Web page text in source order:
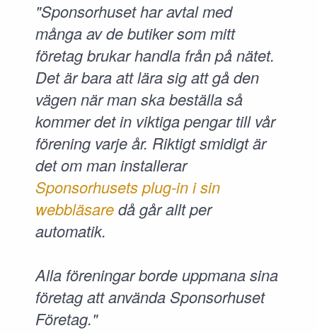
"Sponsorhuset har avtal med
många av de butiker som mitt
företag brukar handla från på nätet.
Det är bara att lära sig att gå den
vägen när man ska beställa så
kommer det in viktiga pengar till vår
förening varje år. Riktigt smidigt är
det om man installerar
Sponsorhusets plug-in i sin
webbläsaredå går allt per
automatik.
Alla föreningar borde uppmana sina
företag att använda Sponsorhuset
Företag."